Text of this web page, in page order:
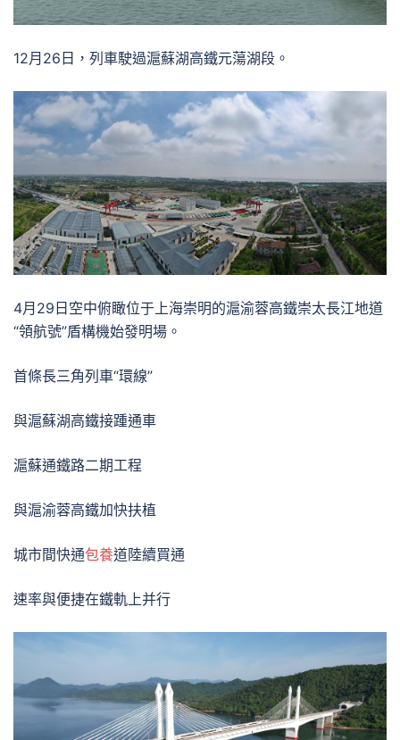
12月26日，列車駛過滬蘇湖高鐵元蕩湖段。
4月29日空中俯瞰位于上海崇明的滬渝蓉高鐵崇太長江地道
“領航號”盾構機始發明場。
首條長三角列車“環線”
與滬蘇湖高鐵接踵通車
滬蘇通鐵路二期工程
與滬渝蓉高鐵加快扶植
城市間快通包養道陸續買通
速率與便捷在鐵軌上并行